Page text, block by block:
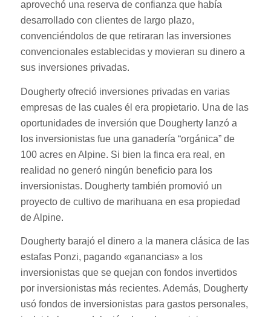
aprovechó una reserva de confianza que había
desarrollado con clientes de largo plazo,
convenciéndolos de que retiraran las inversiones
convencionales establecidas y movieran su dinero a
sus inversiones privadas.
Dougherty ofreció inversiones privadas en varias
empresas de las cuales él era propietario. Una de las
oportunidades de inversión que Dougherty lanzó a
los inversionistas fue una ganadería “orgánica” de
100 acres en Alpine. Si bien la finca era real, en
realidad no generó ningún beneficio para los
inversionistas. Dougherty también promovió un
proyecto de cultivo de marihuana en esa propiedad
de Alpine.
Dougherty barajó el dinero a la manera clásica de las
estafas Ponzi, pagando «ganancias» a los
inversionistas que se quejan con fondos invertidos
por inversionistas más recientes. Además, Dougherty
usó fondos de inversionistas para gastos personales,